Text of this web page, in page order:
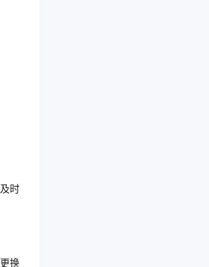
时
换